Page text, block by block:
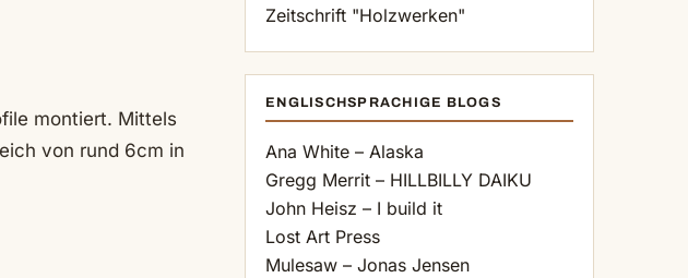
montiert. Mittels
von rund 6cm in
Zeitschrift "Holzwerken"
ENGLISCHSPRACHIGE BLOGS
Ana White – Alaska
Gregg Merrit – HILLBILLY DAIKU
John Heisz – I build it
Lost Art Press
Mulesaw – Jonas Jensen